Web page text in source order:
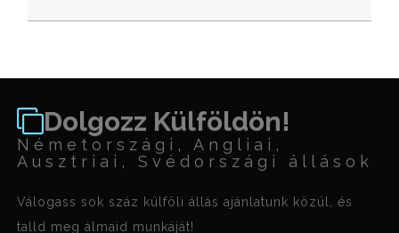
Dolgozz Külföldön!
Németországi, Angliai,
Ausztriai, Svédországi állások
Válogass sok száz külföli állás ajánlatunk közül, és
talld meg álmaid munkáját!